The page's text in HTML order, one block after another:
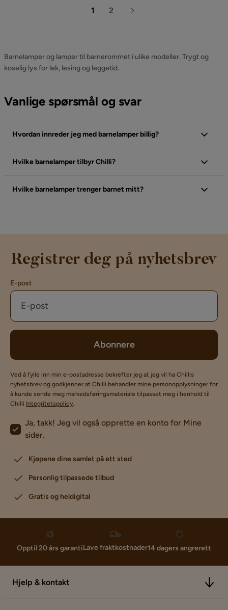
1 2
Barnelamper og lamper til barnerommet i ulike modeller. Trygt og
koselig lys for lek, lesing og leggetid.
Vanlige spørsmål og svar
Hvordan innreder jeg med barnelamper billig?
Hvilke barnelamper tilbyr Chilli?
Hvilke barnelamper trenger barnet mitt?
Registrer deg på nyhetsbrev
E-post
Abonnere
Ved å fylle inn min e-postadresse bekrefter jeg at jeg vil ha Chillis
nyhetsbrev og godkjenner at Chilli behandler mine personopplysninger for
å kunde sende meg markedsføringsmateriale tilpasset meg i henhold til
Chilli Integritetspolicy.
Ja, takk! Jeg vil også opprette en konto for Mine
sider.
Kjøpene dine samlet på ett sted
Personlig tilpassede tilbud
Gratis og heldigital
Opptil 20 års garantiLave fraktkostnader14 dagers angrerett
Hjelp & kontakt